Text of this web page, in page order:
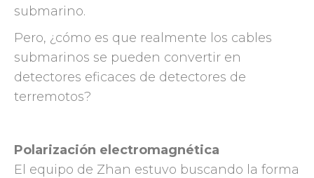
submarino.
Pero, ¿cómo es que realmente los cables
submarinos se pueden convertir en
detectores eficaces de detectores de
terremotos?
Polarización electromagnética
El equipo de Zhan estuvo buscando la forma